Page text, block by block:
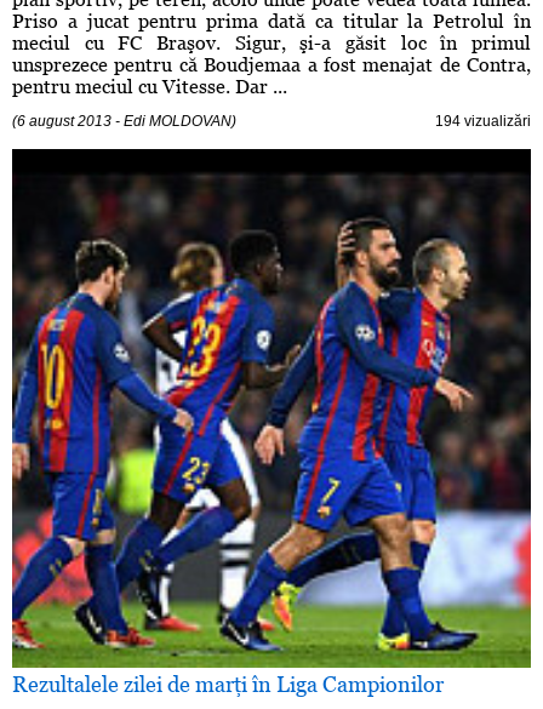
Priso a jucat pentru prima dată ca titular la Petrolul în
meciul cu FC Braşov. Sigur, şi-a găsit loc în primul
unsprezece pentru că Boudjemaa a fost menajat de Contra,
pentru meciul cu Vitesse. Dar ...
(6 august 2013 - Edi MOLDOVAN) 194 vizualizări
Rezultalele zilei de marţi în Liga Campionilor